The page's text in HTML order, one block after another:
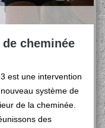
cheminée
est une intervention
système de
de la cheminée.
des